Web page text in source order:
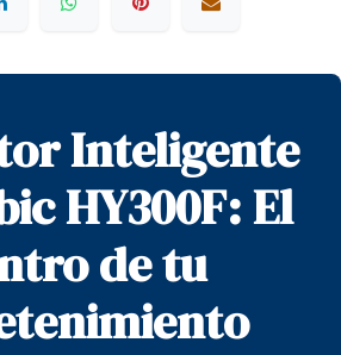
Inteligente
HY300F: El
de tu